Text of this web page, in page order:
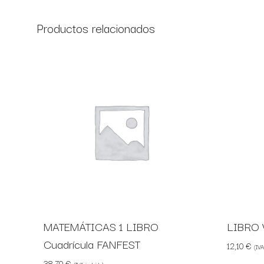
Productos relacionados
MATEMÁTICAS 1 LIBRO
Cuadrícula FANFEST
LIBRO
12,10€